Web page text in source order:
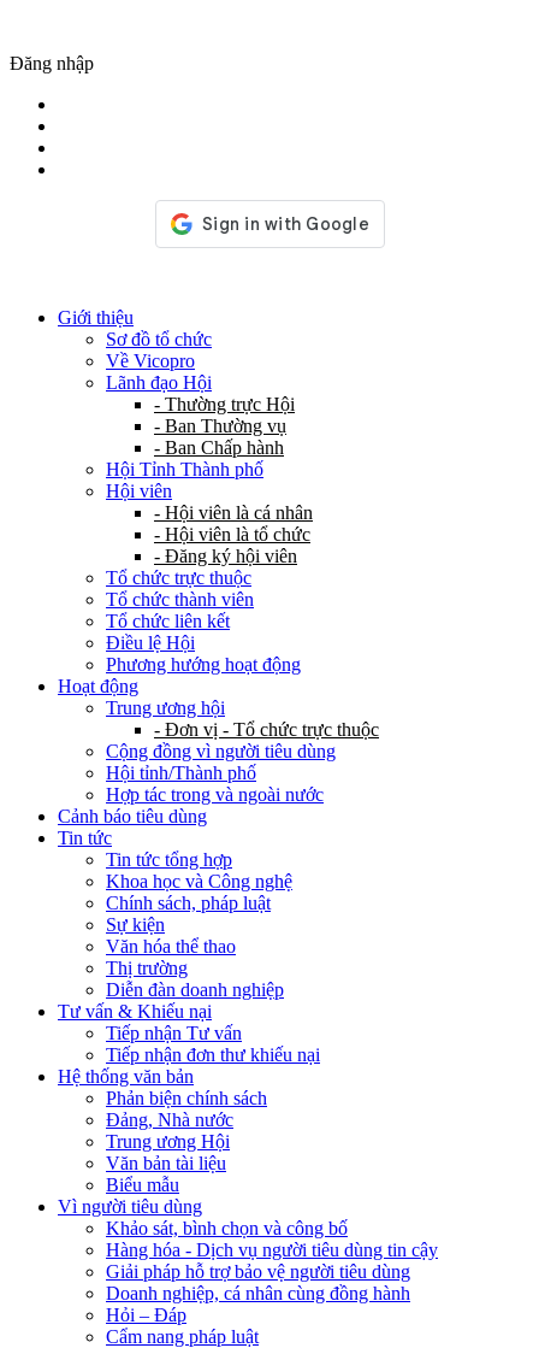
Đăng nhập
Giới thiệu
Sơ đồ tổ chức
Về Vicopro
Lãnh đạo Hội
- Thường trực Hội
- Ban Thường vụ
- Ban Chấp hành
Hội Tỉnh Thành phố
Hội viên
- Hội viên là cá nhân
- Hội viên là tổ chức
- Đăng ký hội viên
Tổ chức trực thuộc
Tổ chức thành viên
Tổ chức liên kết
Điều lệ Hội
Phương hướng hoạt động
Hoạt động
Trung ương hội
- Đơn vị - Tổ chức trực thuộc
Cộng đồng vì người tiêu dùng
Hội tỉnh/Thành phố
Hợp tác trong và ngoài nước
Cảnh báo tiêu dùng
Tin tức
Tin tức tổng hợp
Khoa học và Công nghệ
Chính sách, pháp luật
Sự kiện
Văn hóa thể thao
Thị trường
Diễn đàn doanh nghiệp
Tư vấn & Khiếu nại
Tiếp nhận Tư vấn
Tiếp nhận đơn thư khiếu nại
Hệ thống văn bản
Phản biện chính sách
Đảng, Nhà nước
Trung ương Hội
Văn bản tài liệu
Biểu mẫu
Vì người tiêu dùng
Khảo sát, bình chọn và công bố
Hàng hóa - Dịch vụ người tiêu dùng tin cậy
Giải pháp hỗ trợ bảo vệ người tiêu dùng
Doanh nghiệp, cá nhân cùng đồng hành
Hỏi – Đáp
Cẩm nang pháp luật